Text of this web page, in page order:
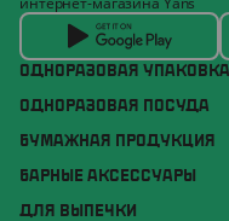
ОДНОРАЗОВАЯ УПАКОВКА
ОДНОРАЗОВАЯ ПОСУДА
БУМАЖНАЯ ПРОДУКЦИЯ
БАРНЫЕ АКСЕССУАРЫ
ДЛЯ ВЫПЕЧКИ